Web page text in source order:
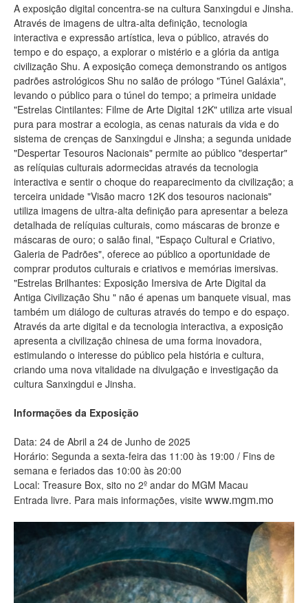
A exposição digital concentra-se na cultura Sanxingdui e Jinsha.
Através de imagens de ultra-alta definição, tecnologia
interactiva e expressão artística, leva o público, através do
tempo e do espaço, a explorar o mistério e a glória da antiga
civilização Shu. A exposição começa demonstrando os antigos
padrões astrológicos Shu no salão de prólogo "Túnel Galáxia",
levando o público para o túnel do tempo; a primeira unidade
"Estrelas Cintilantes: Filme de Arte Digital 12K" utiliza arte visual
pura para mostrar a ecologia, as cenas naturais da vida e do
sistema de crenças de Sanxingdui e Jinsha; a segunda unidade
"Despertar Tesouros Nacionais" permite ao público "despertar"
as relíquias culturais adormecidas através da tecnologia
interactiva e sentir o choque do reaparecimento da civilização; a
terceira unidade "Visão macro 12K dos tesouros nacionais"
utiliza imagens de ultra-alta definição para apresentar a beleza
detalhada de relíquias culturais, como máscaras de bronze e
máscaras de ouro; o salão final, "Espaço Cultural e Criativo,
Galeria de Padrões", oferece ao público a oportunidade de
comprar produtos culturais e criativos e memórias imersivas.
"Estrelas Brilhantes: Exposição Imersiva de Arte Digital da
Antiga Civilização Shu " não é apenas um banquete visual, mas
também um diálogo de culturas através do tempo e do espaço.
Através da arte digital e da tecnologia interactiva, a exposição
apresenta a civilização chinesa de uma forma inovadora,
estimulando o interesse do público pela história e cultura,
criando uma nova vitalidade na divulgação e investigação da
cultura Sanxingdui e Jinsha.
Informações da Exposição
Data: 24 de Abril a 24 de Junho de 2025
Horário: Segunda a sexta-feira das 11:00 às 19:00 / Fins de
semana e feriados das 10:00 às 20:00
Local: Treasure Box, sito no 2º andar do MGM Macau
Entrada livre. Para mais informações, visite www.mgm.mo